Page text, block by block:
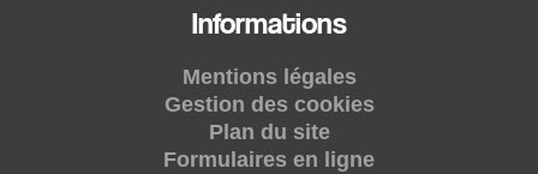
Informations
Mentions légales
Gestion des cookies
Plan du site
Formulaires en ligne